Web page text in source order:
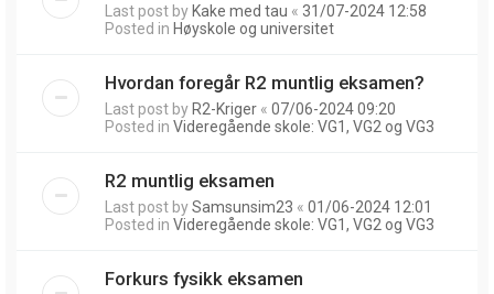
Last post by Kake med tau « 31/07-2024 12:58
Posted in Høyskole og universitet
Hvordan foregår R2 muntlig eksamen?
Last post by R2-Kriger « 07/06-2024 09:20
Posted in Videregående skole: VG1, VG2 og VG3
R2 muntlig eksamen
Last post bySamsunsim23 « 01/06-2024 12:01
Posted in Videregående skole: VG1, VG2 og VG3
Forkurs fysikk eksamen